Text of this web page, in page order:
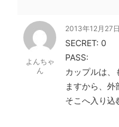
よんちゃ
ん
2013年12月27
SECRET: 0
PASS:
カップルは、
ますから、外
そこへ入り込